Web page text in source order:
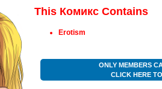
This Комикс Contains
Erotism
ONLY MEMBERS
CLICK HERE